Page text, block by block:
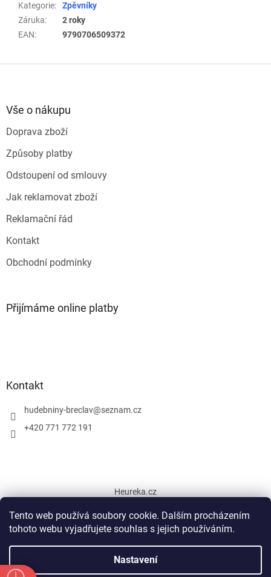
Tento web používá soubory cookie. Dalším procházením
tohoto webu vyjadřujete souhlas s jejich používáním.
Nastavení
Kategorie:
Zpěvníky
Záruka:
2 roky
EAN: 9790706509372
Vše o nákupu
Doprava zboží
Způsoby platby
Odstoupení od smlouvy
Jak reklamovat zboží
Reklamační řád
Kontakt
Obchodní podmínky
Přijímáme online platby
Kontakt
hudebniny-breclav@seznam.cz
+420 771 772 191
Heureka.cz